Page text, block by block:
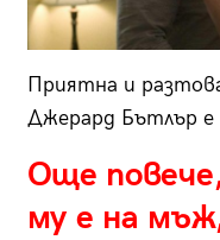
Приятна и
Джерард Бътлър е
Още
му е на